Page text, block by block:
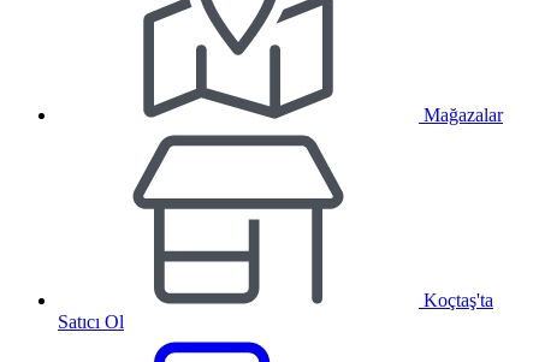
Mağazalar
Koçtaş'ta
Satıcı Ol